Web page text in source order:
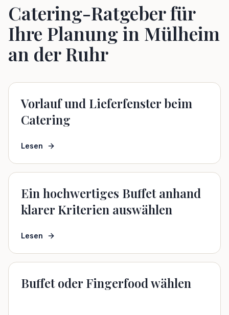
Catering-Ratgeber für
Ihre Planung in Mülheim
an der Ruhr
Vorlauf und Lieferfenster beim
Catering
Lesen
Ein hochwertiges Buffet anhand
klarer Kriterien auswählen
Lesen
Buffet oder Fingerfood wählen